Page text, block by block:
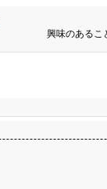
興味のあるこ